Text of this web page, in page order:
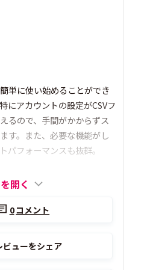
単に使い始めることができ
にアカウントの設定がCSVフ
るので、手間がかからずス
す。また、必要な機能がし
パフォーマンスも抜群。
開く
0コメント
ビューをシェア